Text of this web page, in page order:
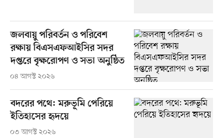
জলবায়ু পরিবর্তন ও পরিবেশ
রক্ষায় বিএসএফআইসির সদর
দপ্তরে বৃক্ষরোপণ ও সভা অনুষ্ঠিত
০৪ আগস্ট ২০২৬
বদরের পথে: মরুভূমি পেরিয়ে
ইতিহাসের হৃদয়ে
০৩ আগস্ট ২০২৬